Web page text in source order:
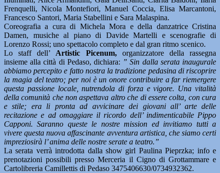
Frenquelli, Nicola Montefiori, Manuel Coccia, Elisa Marcantoni,
Francesco Santori, Maria Stabellini e Sara Malaspina.
Coreografia a cura di Michela Mora e della danzatrice Cristina
Damen, musiche al piano di Davide Martelli e scenografie di
Lorenzo Rossi; uno spettacolo completo e dal gran ritmo scenico.
Lo staff dell’ Artistic Picenum,organizzatore della rassegna
insieme alla città di Pedaso, dichiara: ” Sin dalla serata inaugurale
abbiamo percepito e fatto nostra la tradizione pedasina di riscoprire
la magia del teatro; per noi è un onore contribuire a far riemergere
questa passione locale, nutrendola di forza e vigore. Una vitalità
della comunità che non aspettava altro che di essere colta, con cura
e stile; era li pronta ad avvicinare dei giovani all’ arte delle
recitazione e ad omaggiare il ricordo dell’ indimenticabile Pippo
Capponi. Saranno queste le nostre mission ed invitiamo tutti a
vivere questa nuova affascinante avventura artistica, che siamo certi
impreziosirà l’ anima delle nostre serate a teatro.”
La serata verrà introdotta dalla show girl Paulina Pieprzka; info e
prenotazioni possibili presso Merceria il Cigno di Grottammare e
Cartolibreria Camillettis di Pedaso 3475406630/0734932362.